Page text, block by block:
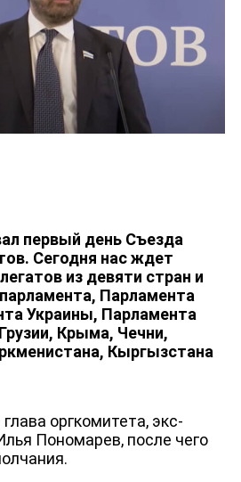
первый день Съезда
Сегодня нас ждет
из девяти стран и
Парламента
Украины, Парламента
Крыма, Чечни,
Кыргызстана
оргкомитета, экс-
Пономарев, после чего